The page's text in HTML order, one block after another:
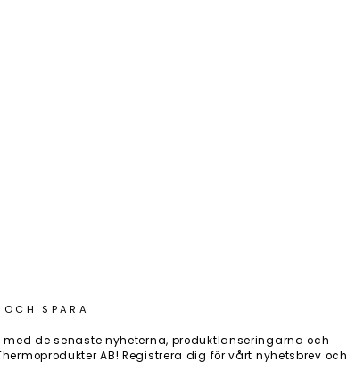
SPARA
de senaste nyheterna, produktlanseringarna och
AB! Registrera dig för vårt nyhetsbrev och